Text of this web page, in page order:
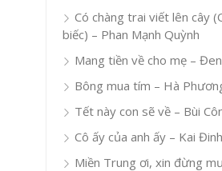
Có chàng trai viết lên cây
biếc) – Phan Mạnh Quỳnh
Mang tiền về cho mẹ – Đen
Bông mua tím – Hà
Tết này con sẽ về – Bùi
Cô ấy của anh ấy – Kai Đinh
Miền Trung ơi, xin đừng